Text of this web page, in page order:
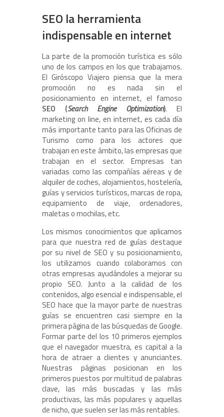
SEO la herramienta
indispensable en internet
La parte de la promoción turística es sólo
uno de los campos en los que trabajamos.
El Giróscopo Viajero piensa que la mera
promoción no es nada sin el
posicionamiento en internet, el famoso
SEO (Search Engine Optimization). El
marketing on line, en internet, es cada día
más importante tanto para las Oficinas de
Turismo como para los actores que
trabajan en este ámbito, las empresas que
trabajan en el sector. Empresas tan
variadas como las compañías aéreas y de
alquiler de coches, alojamientos, hostelería,
guías y servicios turísticos, marcas de ropa,
equipamiento de viaje, ordenadores,
maletas o mochilas, etc.
Los mismos conocimientos que aplicamos
para que nuestra red de guías destaque
por su nivel de SEO y su posicionamiento,
los utilizamos cuando colaboramos con
otras empresas ayudándoles a mejorar su
propio SEO. Junto a la calidad de los
contenidos, algo esencial e indispensable, el
SEO hace que la mayor parte de nuestras
guías se encuentren casi siempre en la
primera página de las búsquedas de Google.
Formar parte del los 10 primeros ejemplos
que el navegador muestra, es capital a la
hora de atraer a clientes y anunciantes.
Nuestras páginas posicionan en los
primeros puestos por multitud de palabras
clave, las más buscadas y las más
productivas, las más populares y aquellas
de nicho, que suelen ser las más rentables.